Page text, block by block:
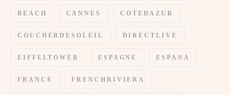
BEACH CANNES COTEDAZUR
COUCHERDESOLEIL DIRECTLIVE
EIFFELTOWER ESPAGNE ESPANA
FRANCE FRENCHRIVIERA